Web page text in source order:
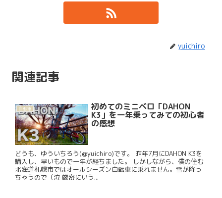
yuichiro
関連記事
自転車 初めてのミニベロ「DAHON
K3」を一年乗ってみての初心者
の感想
どうも、ゆういちろう(@yuichiro)です。 昨年7月にDAHON K3を
購入し、早いもので一年が経ちました。 しかしながら、僕の住む
北海道札幌市ではオールシーズン自転車に乗れません。雪が降っ
ちゃうので（泣 厳密にいう...